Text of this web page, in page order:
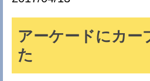
アーケードにカー
た